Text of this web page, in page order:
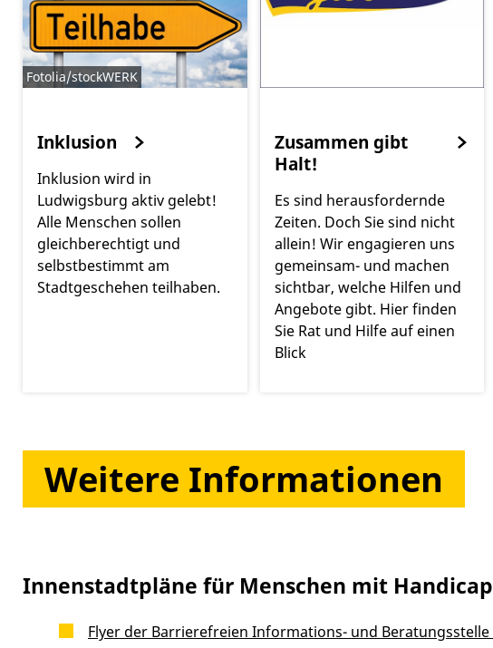
Fotolia/stockWERK
Inklusion
Inklusion wird in
Ludwigsburg aktiv gelebt!
Alle Menschen sollen
gleichberechtigt und
selbstbestimmt am
Stadtgeschehen teilhaben.
Zusammen gibt
Halt!
Es sind herausfordernde
Zeiten. Doch Sie sind nicht
allein! Wir engagieren uns
gemeinsam- und machen
sichtbar, welche Hilfen und
Angebote gibt. Hier finden
Sie Rat und Hilfe auf einen
Blick
Weitere Informationen
Innenstadtpläne für Menschen mit Handicap
Flyer der Barrierefreien Informations- und Beratungsstelle